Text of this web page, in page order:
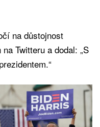
na důstojnost
Twitteru a dodal: „S